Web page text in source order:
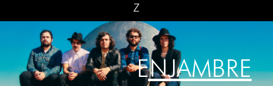
Z
ENJAMBRE